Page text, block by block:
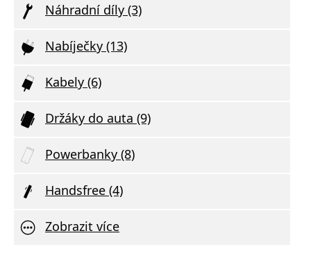
Náhradní díly (3)
Nabíječky (13)
Kabely (6)
Držáky do auta (9)
Powerbanky (8)
Handsfree (4)
Zobrazit více